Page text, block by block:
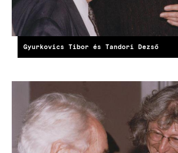
Gyurkovics Tibor és Tandori Dezső